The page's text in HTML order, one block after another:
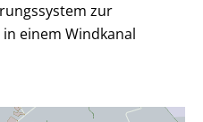
zur
einem Windkanal